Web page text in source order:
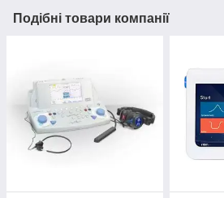
Подібні товари компанії